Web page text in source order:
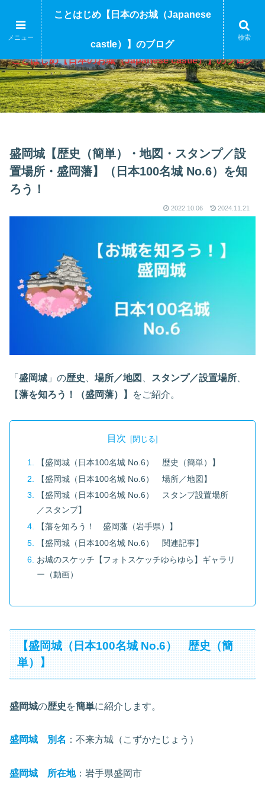
ことはじめ【日本のお城（Japanese castle）】のブログ
盛岡城【歴史（簡単）・地図・スタンプ／設
置場所・盛岡藩】（日本100名城 No.6）を知
ろう！
2022.10.06 2024.11.21
「 盛岡城 」の歴史 場所／地図 スタンプ／設置場所
【藩を知ろう！（盛岡藩）】 をご紹介。
目次
【盛岡城（日本100名城 No.6） 歴史（簡単）】
【盛岡城（日本100名城 No.6） 場所／地図】
【盛岡城（日本100名城 No.6） スタンプ設置場所
／スタンプ】
【藩を知ろう！ 盛岡藩（岩手県）】
【盛岡城（日本100名城 No.6） 関連記事】
お城のスケッチ【フォトスケッチゆらゆら】ギャラリ
ー（動画）
【盛岡城（日本100名城 No.6） 歴史（簡
単）】
盛岡城の歴史 を簡単に紹介します。
盛岡城 別名 ：不来方城（こずかたじょう）
盛岡城 所在地：岩手県盛岡市
メニュー
ことはじめ【日本のお城（Japanese
castle）】のブログ
検索